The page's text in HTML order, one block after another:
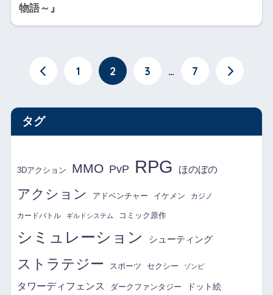
物語～』
1 2 3 … 7
タグ
3Dアクション MMO PvP RPG ほのぼの
アクション アドベンチャー イケメン カジノ
カードバトル ギルドシステム コミック原作
シミュレーション シューティング
ストラテジー スポーツ セクシー ゾンビ
タワーディフェンス ダークファンタジー ドット絵